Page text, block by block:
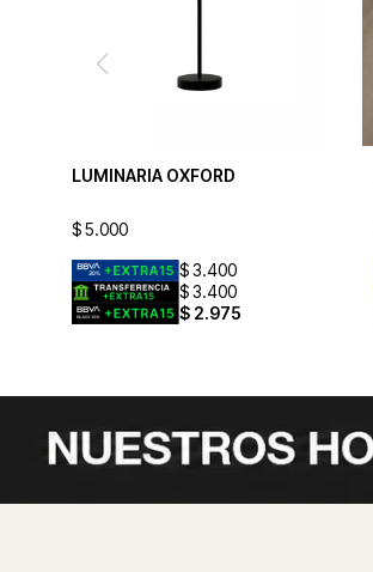
LUMINARIA OXFORD
$5.000
$3.400
$3.400
$ 2.975